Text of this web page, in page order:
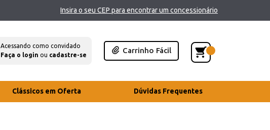
Insira o seu CEP para encontrar um concessionário
Acessando como convidado
Faça o login ou cadastre-se
Carrinho Fácil
Clássicos em Oferta Dúvidas Frequentes